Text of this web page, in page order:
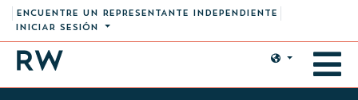
ENCUENTRE UN REPRESENTANTE INDEPENDIENTE
INICIAR SESIÓN